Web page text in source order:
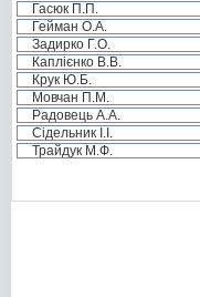
Гасюк П.П.
Гейман О.А.
Задирко Г.О.
Каплієнко В.В.
Крук Ю.Б.
Мовчан П.М.
Радовець А.А.
Сідельник І.І.
Трайдук М.Ф.